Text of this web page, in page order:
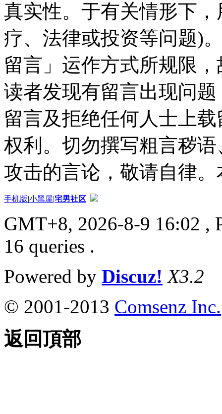
真实性。于有关情形下
疗、法律或投资等问题)
留言」运作方式所规限
读者发现有留言出现问
留言及拒绝任何人士上
权利。切勿撰写粗言秽
攻击的言论，敬请自律
手机版|小黑屋|宅男社区
GMT+8, 2026-8-9 16:02 ,
16 queries .
Powered by Discuz! X3.2
© 2001-2013 Comsenz Inc.
返回頂部